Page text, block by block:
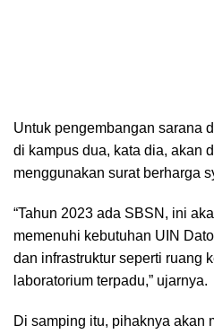
Untuk pengembangan sarana
di kampus dua, kata dia, akan
menggunakan surat berharga
“Tahun 2023 ada SBSN, ini
memenuhi kebutuhan UIN
dan infrastruktur seperti ruang
laboratorium terpadu,” ujarnya.
Di samping itu, pihaknya akan